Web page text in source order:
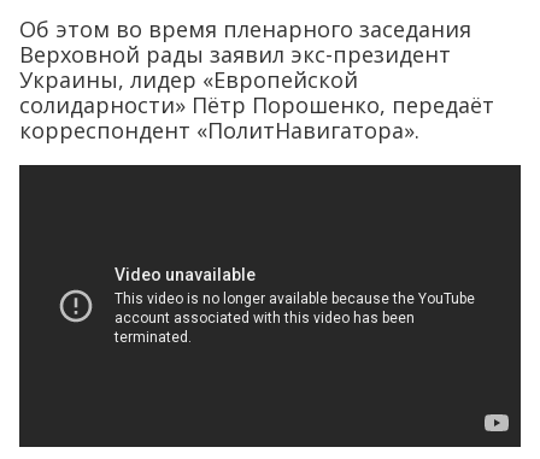
Об этом во время пленарного заседания
Верховной рады заявил экс-президент
Украины, лидер «Европейской
солидарности» Пётр Порошенко, передаёт
корреспондент «ПолитНавигатора».